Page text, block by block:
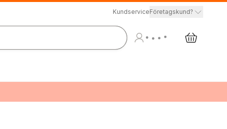
KundserviceFöretagskund?